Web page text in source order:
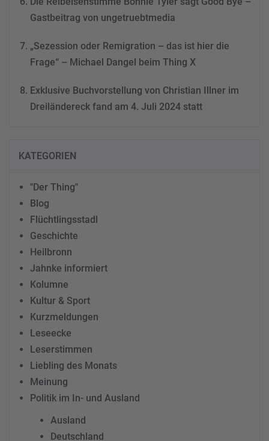
Gastbeitrag von ungetruebtmedia
„Sezession oder Remigration – das ist hier die
Frage“ – Michael Dangel beim Thing X
Exklusive Buchvorstellung von Christian Illner im
Dreiländereck fand am 4. Juli 2024 statt
KATEGORIEN
"Der Thing"
Blog
Flüchtlingsstadl
Geschichte
Heilbronn
Jahnke informiert
Kolumne
Kultur & Sport
Kurzmeldungen
Leseecke
Leserstimmen
Liebling des Monats
Meinung
Politik im In- und Ausland
Ausland
Deutschland